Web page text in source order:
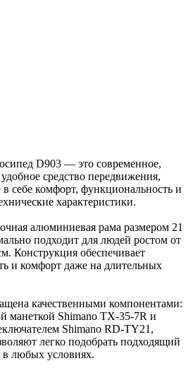
D903 — это современное,
средство передвижения,
себе комфорт, функциональность и
характеристики.
алюминиевая рама размером 21
подходит для людей ростом от
Конструкция обеспечивает
и комфорт даже на длительных
качественными компонентами:
манеткой Shimano TX-35-7R и
Shimano RD-TY21,
легко подобрать подходящий
любых условиях.